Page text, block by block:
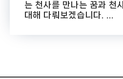
는 천사를 만나는 꿈과 천
대해 다뤄보겠습니다. ...